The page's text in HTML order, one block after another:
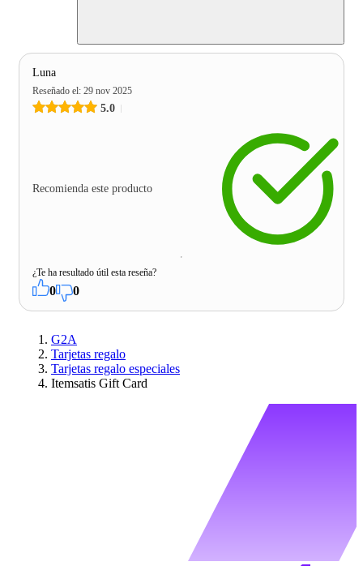
Luna
Reseñado el: 29 nov 2025
5.0
Recomienda este producto
¿Te ha resultado útil esta reseña?
0 0
G2A
Tarjetas regalo
Tarjetas regalo especiales
Itemsatis Gift Card